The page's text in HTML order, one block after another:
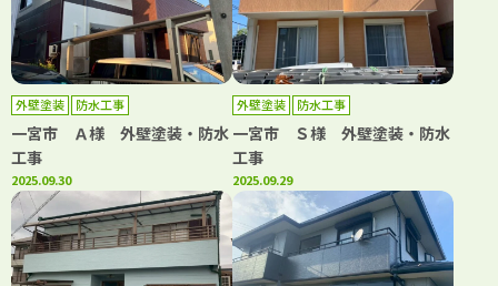
外壁塗装 防水工事
一宮市 Ａ様 外壁塗装・防水
工事
2025.09.30
外壁塗装 防水工事
一宮市 Ｓ様 外壁塗装・防水
工事
2025.09.29